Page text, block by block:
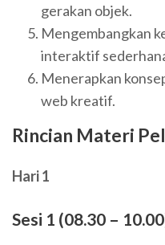
gerakan objek.
Mengembangkan
interaktif
Menerapkan
web kreatif.
Rincian Materi
Hari 1
Sesi 1 (08.30 –